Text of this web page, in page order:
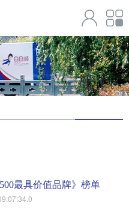
最具价值品牌》榜单